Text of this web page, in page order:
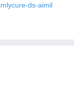
ds-aimil